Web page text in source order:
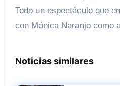
Todo un espectáculo que
con Mónica Naranjo como
Noticias similares